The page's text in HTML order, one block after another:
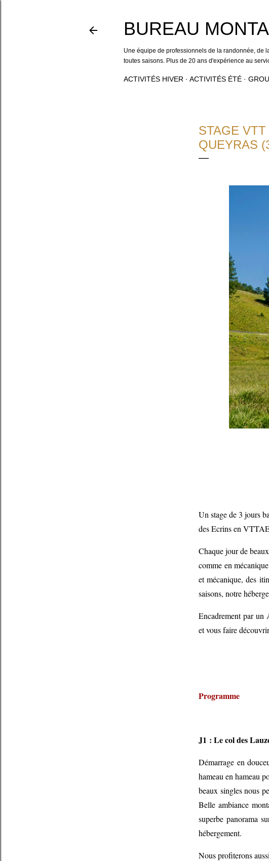
BUREAU
Une équipe de professionnels de la randonnée, de
toutes saisons. Plus de 20 ans d'expérience au
ACTIVITÉS HIVER ACTIVITÉS ÉTÉ
STAGE
QUEYRAS
Un stage de 3 jours
des Ecrins en
Chaque jour de
comme en
et mécanique, des
saisons, notre
Encadrement par un
et vous faire
Programme
J1 : Le col des
Démarrage en
hameau en hameau
beaux singles nous
Belle ambiance
superbe panorama
hébergement.
Nous profiterons